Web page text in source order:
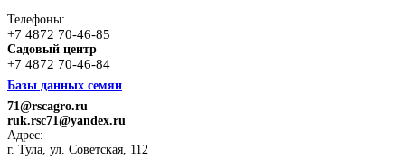
Телефоны:
+7 4872 70-46-85
Садовый центр
+7 4872 70-46-84
Базы данных семян
71@rscagro.ru
ruk.rsc71@yandex.ru
Адрес:
г. Тула, ул. Советская, 112